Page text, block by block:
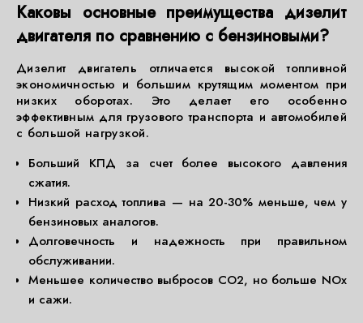
Каковы основные преимущества дизелит
двигателя по сравнению с бензиновыми?
Дизелит двигатель отличается высокой топливной
экономичностью и большим крутящим моментом при
низких оборотах. Это делает его особенно
эффективным для грузового транспорта и автомобилей
с большой нагрузкой.
Больший КПД за счет более высокого давления
сжатия.
Низкий расход топлива — на 20-30% меньше, чем у
бензиновых аналогов.
Долговечность и надежность при правильном
обслуживании.
Меньшее количество выбросов CO2, но больше NOx
и сажи.